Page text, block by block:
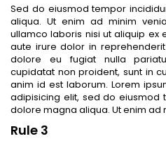
Sed do eiusmod tempor
aliqua. Ut enim ad minim
ullamco laboris nisi ut aliquip ex
aute irure dolor in
dolore eu fugiat nulla
cupidatat non proident, sunt in
anim id est laborum. Lorem
adipisicing elit, sed do
dolore magna aliqua. Ut enim ad
Rule 3